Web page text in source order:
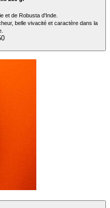
et de Robusta d'Inde.